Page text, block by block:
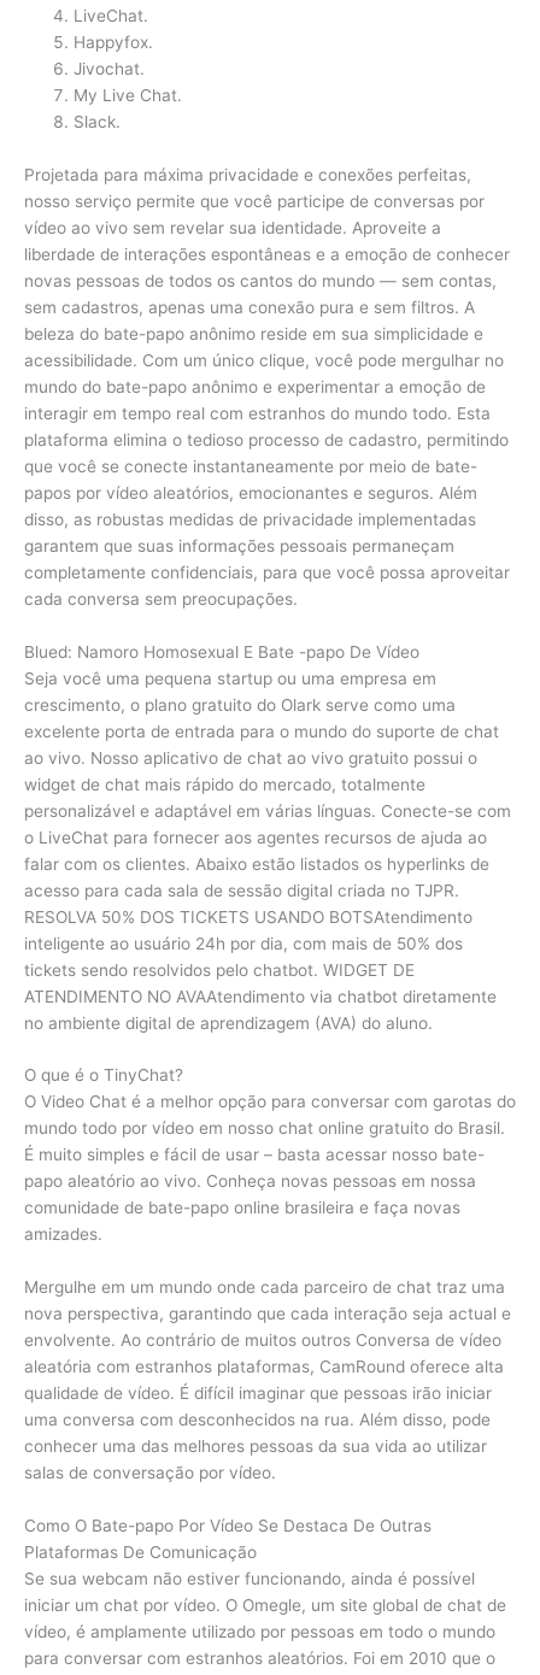
LiveChat.
Happyfox.
Jivochat.
My Live Chat.
Slack.
Projetada para máxima privacidade e conexões perfeitas,
nosso serviço permite que você participe de conversas por
vídeo ao vivo sem revelar sua identidade. Aproveite a
liberdade de interações espontâneas e a emoção de conhecer
novas pessoas de todos os cantos do mundo — sem contas,
sem cadastros, apenas uma conexão pura e sem filtros. A
beleza do bate-papo anônimo reside em sua simplicidade e
acessibilidade. Com um único clique, você pode mergulhar no
mundo do bate-papo anônimo e experimentar a emoção de
interagir em tempo real com estranhos do mundo todo. Esta
plataforma elimina o tedioso processo de cadastro, permitindo
que você se conecte instantaneamente por meio de bate-
papos por vídeo aleatórios, emocionantes e seguros. Além
disso, as robustas medidas de privacidade implementadas
garantem que suas informações pessoais permaneçam
completamente confidenciais, para que você possa aproveitar
cada conversa sem preocupações.
Blued: Namoro Homosexual E Bate -papo De Vídeo
Seja você uma pequena startup ou uma empresa em
crescimento, o plano gratuito do Olark serve como uma
excelente porta de entrada para o mundo do suporte de chat
ao vivo. Nosso aplicativo de chat ao vivo gratuito possui o
widget de chat mais rápido do mercado, totalmente
personalizável e adaptável em várias línguas. Conecte-se com
o LiveChat para fornecer aos agentes recursos de ajuda ao
falar com os clientes. Abaixo estão listados os hyperlinks de
acesso para cada sala de sessão digital criada no TJPR.
RESOLVA 50% DOS TICKETS USANDO BOTSAtendimento
inteligente ao usuário 24h por dia, com mais de 50% dos
tickets sendo resolvidos pelo chatbot. WIDGET DE
ATENDIMENTO NO AVAAtendimento via chatbot diretamente
no ambiente digital de aprendizagem (AVA) do aluno.
O que é o TinyChat?
O Video Chat é a melhor opção para conversar com garotas do
mundo todo por vídeo em nosso chat online gratuito do Brasil.
É muito simples e fácil de usar – basta acessar nosso bate-
papo aleatório ao vivo. Conheça novas pessoas em nossa
comunidade de bate-papo online brasileira e faça novas
amizades.
Mergulhe em um mundo onde cada parceiro de chat traz uma
nova perspectiva, garantindo que cada interação seja actual e
envolvente. Ao contrário de muitos outros Conversa de vídeo
aleatória com estranhos plataformas, CamRound oferece alta
qualidade de vídeo. É difícil imaginar que pessoas irão iniciar
uma conversa com desconhecidos na rua. Além disso, pode
conhecer uma das melhores pessoas da sua vida ao utilizar
salas de conversação por vídeo.
Como O Bate-papo Por Vídeo Se Destaca De Outras
Plataformas De Comunicação
Se sua webcam não estiver funcionando, ainda é possível
iniciar um chat por vídeo. O Omegle, um site global de chat de
vídeo, é amplamente utilizado por pessoas em todo o mundo
para conversar com estranhos aleatórios. Foi em 2010 que o